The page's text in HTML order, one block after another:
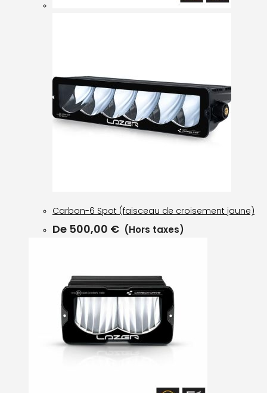
Carbon-6 Spot (faisceau de croisement jaune)
De 500,00 € (Hors taxes)